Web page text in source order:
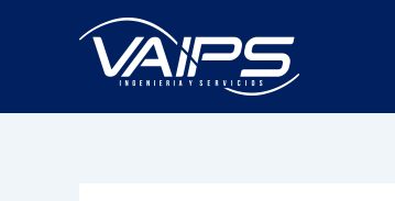
Navegación
de
entradas